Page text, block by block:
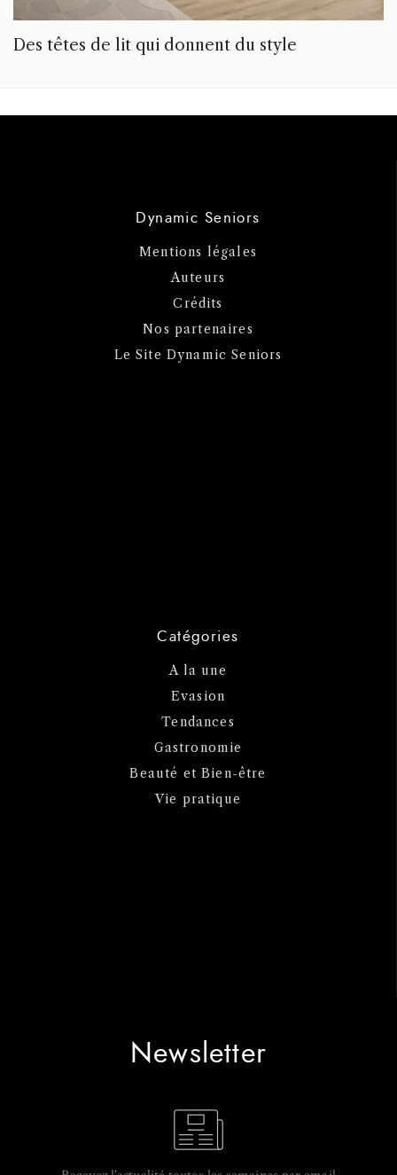
Des têtes de lit qui donnent du style
Dynamic Seniors
Mentions légales
Auteurs
Crédits
Nos partenaires
Le Site Dynamic Seniors
Catégories
A la une
Evasion
Tendances
Gastronomie
Beauté et Bien-être
Vie pratique
Newsletter